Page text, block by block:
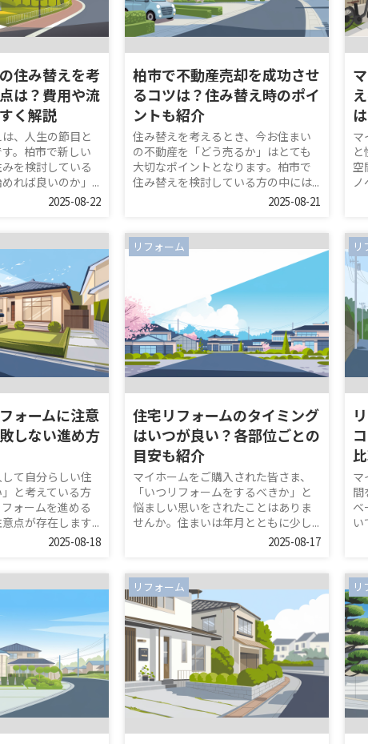
住み替えを考
は？費用や流
く解説
、人生の節目と
。柏市で新しい
を検討している
れば良いのか」...
2025-08-22
柏市で不動産売却を成功させ
るコツは？住み替え時のポイ
ントも紹介
住み替えを考えるとき、今お住まい
の不動産を「どう売るか」はとても
大切なポイントとなります。柏市で
住み替えを検討している方の中には...
2025-08-21
マ
空
ォームに注意
しない進め方
して自分らしい住
と考えている方
ォームを進める
点が存在します...
2025-08-18
リフォーム
住宅リフォームのタイミング
はいつが良い？各部位ごとの
目安も紹介
マイホームをご購入された皆さま、
「いつリフォームをするべきか」と
悩ましい思いをされたことはありま
せんか。住まいは年月とともに少し...
2025-08-17
リ
マ
間
ベ
い
リフォーム リ